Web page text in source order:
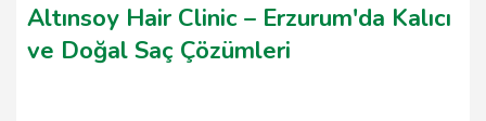
Altınsoy Hair Clinic – Erzurum'da Kalıcı
ve Doğal Saç Çözümleri